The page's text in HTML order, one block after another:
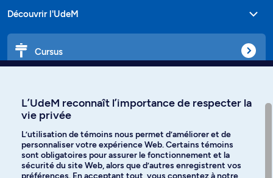
Découvrir l'UdeM
Cursus
Langues
L’UdeM reconnaît l’importance de respecter la
vie privée
L’utilisation de témoins nous permet d’améliorer et de
personnaliser votre expérience Web. Certains témoins
sont obligatoires pour assurer le fonctionnement et la
sécurité du site Web, alors que d’autres enregistrent vos
préférences. En acceptant tout, vous consentez à notre